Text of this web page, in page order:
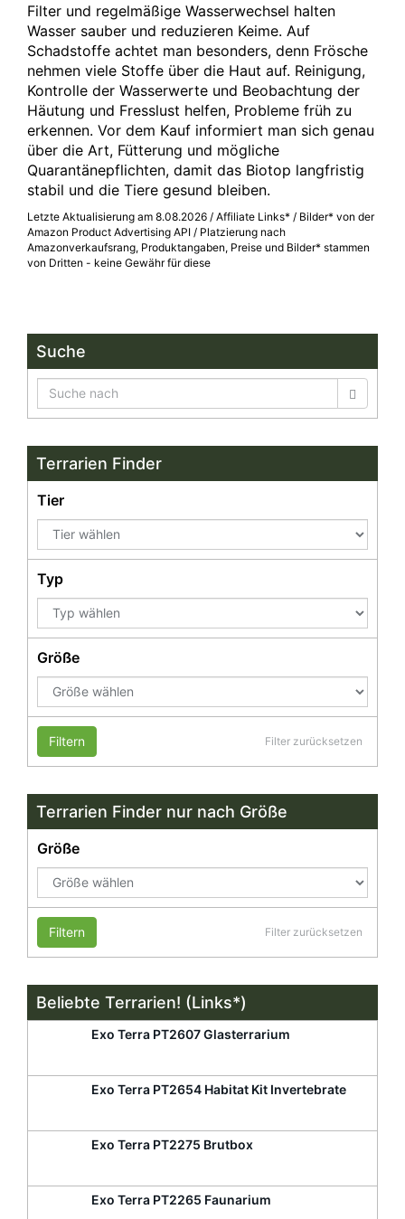
Filter und regelmäßige Wasserwechsel halten
Wasser sauber und reduzieren Keime. Auf
Schadstoffe achtet man besonders, denn Frösche
nehmen viele Stoffe über die Haut auf. Reinigung,
Kontrolle der Wasserwerte und Beobachtung der
Häutung und Fresslust helfen, Probleme früh zu
erkennen. Vor dem Kauf informiert man sich genau
über die Art, Fütterung und mögliche
Quarantänepflichten, damit das Biotop langfristig
stabil und die Tiere gesund bleiben.
Letzte Aktualisierung am 8.08.2026 / Affiliate Links* / Bilder* von der
Amazon Product Advertising API / Platzierung nach
Amazonverkaufsrang, Produktangaben, Preise und Bilder* stammen
von Dritten - keine Gewähr für diese
Suche
Terrarien Finder
Tier
Typ
Größe
Filter zurücksetzen
Filtern
Terrarien Finder nur nach Größe
Größe
Filter zurücksetzen
Filtern
Beliebte Terrarien! (Links*)
Exo Terra PT2607 Glasterrarium
Exo Terra PT2654 Habitat Kit Invertebrate
Exo Terra PT2275 Brutbox
Exo Terra PT2265 Faunarium